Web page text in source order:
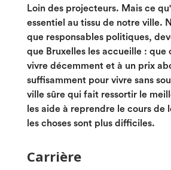
Loin des projecteurs. Mais ce
essentiel au tissu de notre ville.
que responsables politiques,
que Bruxelles les accueille : que
vivre décemment et à un prix
suffisamment pour vivre sans
ville sûre qui fait ressortir le
les aide à reprendre le cours de
les choses sont plus difficiles.
Carrière